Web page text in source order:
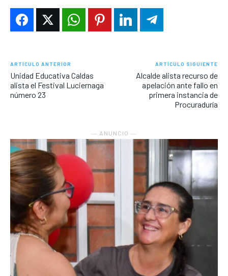
ARTÍCULO ANTERIOR
Unidad Educativa Caldas
alista el Festival Luciernaga
número 23
ARTÍCULO SIGUIENTE
Alcalde alista recurso de
apelación ante fallo en
primera instancia de
Procuraduría
― ANUNCIO ―